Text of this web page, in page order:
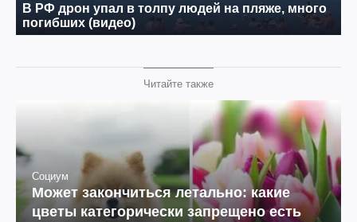
Читайте также
Социум
Может закончиться летально: какие
цветы категорически запрещено есть